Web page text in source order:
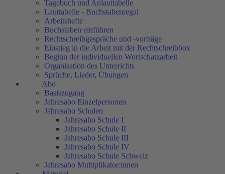
Tagebuch und Anlauttabelle
Lauttabelle - Buchstabenregal
Arbeitshefte
Buchstaben einführen
Rechtschreibgespräche und -vorträge
Einstieg in die Arbeit mit der Rechtschreibbox
Beginn der individuellen Wortschatzarbeit
Organisation des Unterrichts
Sprüche, Lieder, Übungen
Abo
Basiszugang
Jahresabo Einzelpersonen
Jahresabo Schulen
Jahresabo Schule I
Jahresabo Schule II
Jahresabo Schule III
Jahresabo Schule IV
Jahresabo Schule Schweiz
Jahresabo Multiplikator:innen